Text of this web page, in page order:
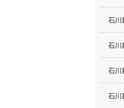
石川
石川
石川
石川